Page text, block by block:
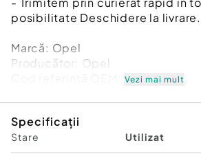
posibilitate Deschidere la livrare.
Marcă: Opel
Producător: Opel
Cod referinţă OEM: 48155390
Garanție
Vezi mai mult
Specificații
Stare Utilizat